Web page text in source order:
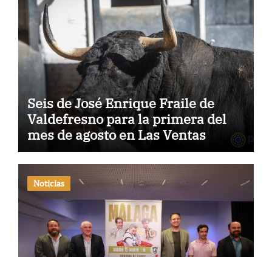
Seis de José Enrique Fraile de
Valdefresno para la primera del
mes de agosto en Las Ventas
Noticias